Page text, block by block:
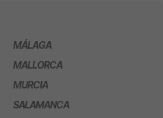
MÁLAGA
MALLORCA
MURCIA
SALAMANCA